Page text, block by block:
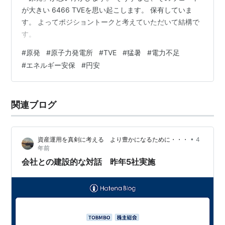
が大きい 6466 TVEを思い起こします。 保有していま
す。 よってポジショントークと考えていただいて結構で
す。
#原発 #原子力発電所 #TVE #猛暑 #電力不足
#エネルギー安保 #円安
関連ブログ
資産運用を真剣に考える より豊かになるために・・・ • 4
年前
会社との建設的な対話 昨年5社実施